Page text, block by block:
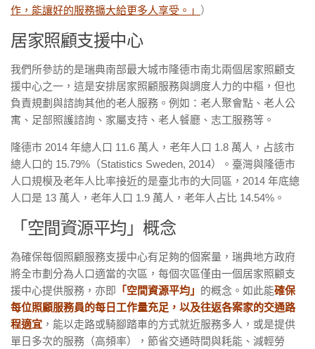
作，能讓好的服務擴大給更多人享受。」 ）
居家照顧支援中心
我們所參訪的是瑞典南部最大城市隆德市南北兩個居家照顧支
援中心之一，這是安排居家照顧服務與調度人力的中樞，但也
負責規劃與諮詢其他的老人服務。例如：老人聚會點、老人公
寓、足部照護諮詢、家屬支持、老人餐廳、志工服務等。
隆德市 2014 年總人口 11.6 萬人，老年人口 1.8 萬人，占該市
總人口的 15.79%（Statistics Sweden, 2014）。臺灣與隆德市
人口規模及老年人比率接近的是臺北市的大同區，2014 年底總
人口是 13 萬人，老年人口 1.9 萬人，老年人占比 14.54%。
「空間資源平均」概念
為確保每個照顧服務支援中心有足夠的個案量，瑞典地方政府
將全市劃分為人口適當的次區，每個次區僅由一個居家照顧支
援中心提供服務，亦即 「空間資源平均」 的概念。如此能確保
每位照顧服務員的每日工作量充足，以及往返各案家的交通路
程適宜 ，能以走路或騎腳踏車的方式就近服務多人，或是提供
單日多次的服務（高頻率），節省交通時間與耗能、減輕勞